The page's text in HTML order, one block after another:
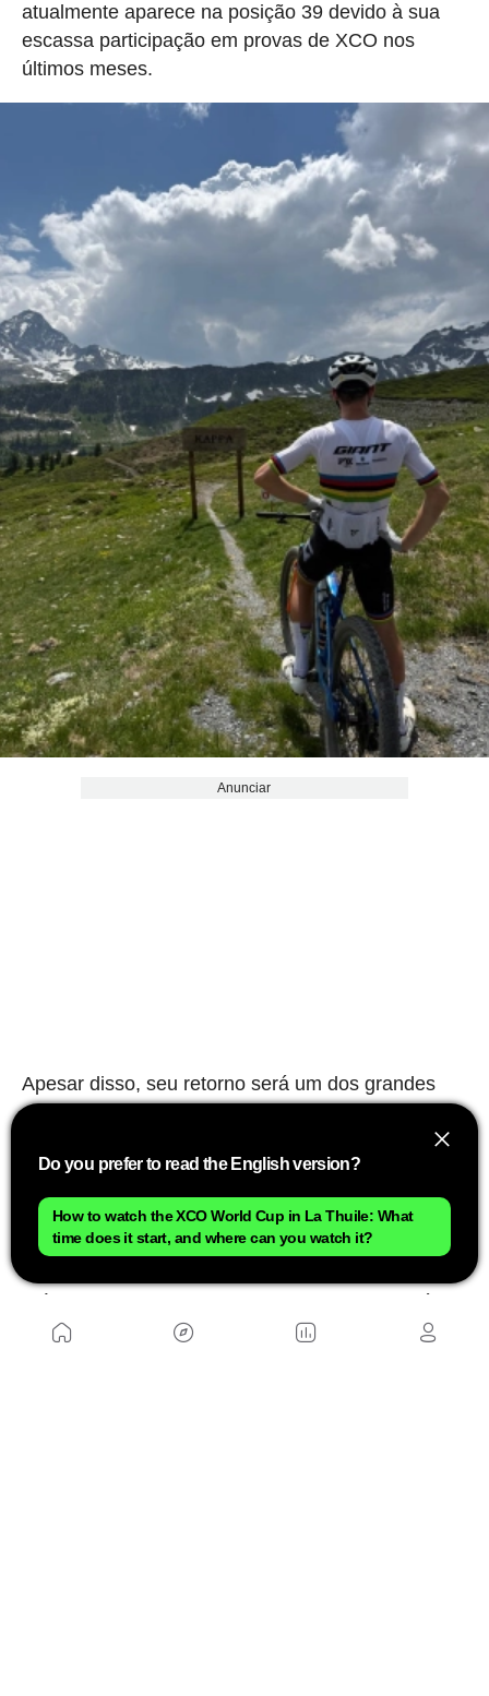
atualmente aparece na posição 39 devido à sua
escassa participação em provas de XCO nos
últimos meses.
Anunciar
Apesar disso, seu retorno será um dos grandes
atrativos da segunda metade da temporada.
continua sendo o atual campeão do mundo e
um dos poucos corredores capazes de lutar
por vitórias contra a nova geração que
dominou as primeiras rodadas da Copa do
Mundo.
Além disso, tudo indica que Hatherly competirá
com uma Giant Anthem Advanced SL 2026
Do you prefer to read the English version?
How to watch the XCO World Cup in La Thuile: What
time does it start, and where can you watch it?